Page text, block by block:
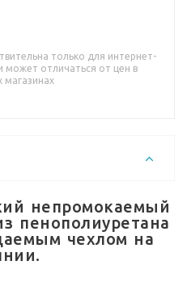
только для интернет-
может отличаться от цен в
магазинах
непромокаемый
пенополиуретана
чехлом на